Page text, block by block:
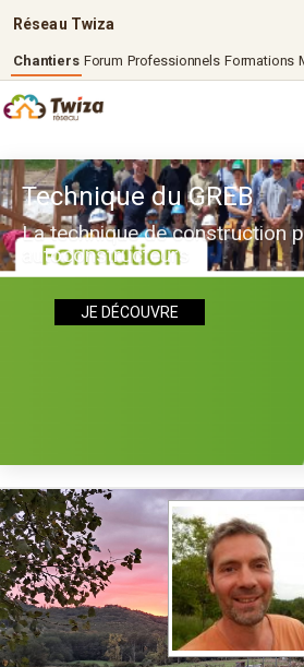
Réseau Twiza
Chantiers Forum Professionnels Formations
Technique du GREB
La technique de construction
autoconstructeurs
JE DÉCOUVRE